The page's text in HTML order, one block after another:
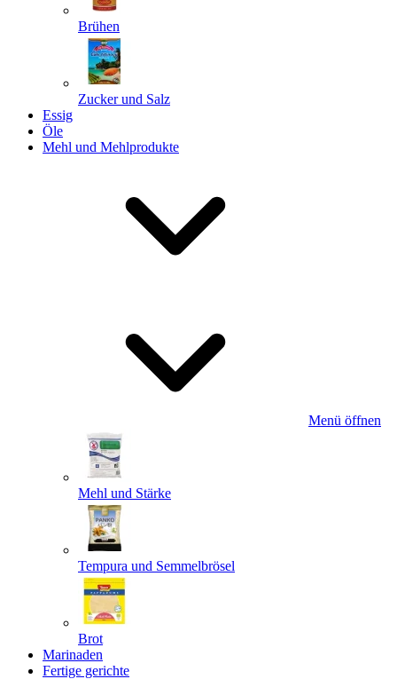
Brühen
Zucker und Salz
Essig
Öle
Mehl und Mehlprodukte
Menü öffnen
Mehl und Stärke
Tempura und Semmelbrösel
Brot
Marinaden
Fertige gerichte